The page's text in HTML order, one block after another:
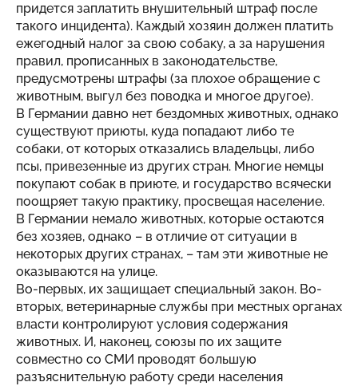
придется заплатить внушительный штраф после
такого инцидента). Каждый хозяин должен платить
ежегодный налог за свою собаку, а за нарушения
правил, прописанных в законодательстве,
предусмотрены штрафы (за плохое обращение с
животным, выгул без поводка и многое другое).
В Германии давно нет бездомных животных, однако
существуют приюты, куда попадают либо те
собаки, от которых отказались владельцы, либо
псы, привезенные из других стран. Многие немцы
покупают собак в приюте, и государство всячески
поощряет такую практику, просвещая население.
В Германии немало животных, которые остаются
без хозяев, однако – в отличие от ситуации в
некоторых других странах, – там эти животные не
оказываются на улице.
Во-первых, их защищает специальный закон. Во-
вторых, ветеринарные службы при местных органах
власти контролируют условия содержания
животных. И, наконец, союзы по их защите
совместно со СМИ проводят большую
разъяснительную работу среди населения